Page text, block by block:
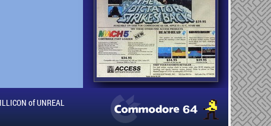
of UNREAL